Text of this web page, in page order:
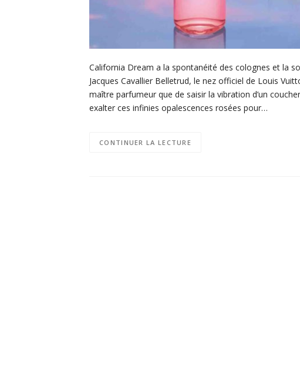
California Dream a la spontanéité des colognes et la
Jacques Cavallier Belletrud, le nez officiel de Louis
maître parfumeur que de saisir la vibration d’un
exalter ces infinies opalescences rosées pour…
CONTINUER LA LECTURE